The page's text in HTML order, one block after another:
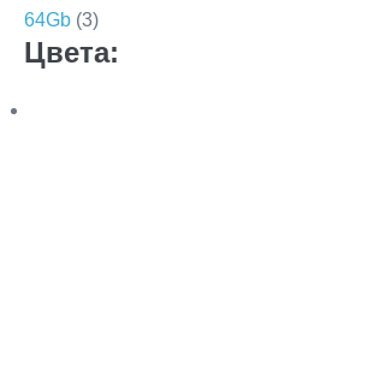
64Gb (3)
Цвета: